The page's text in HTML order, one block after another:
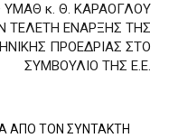
ΥΜΑΘ κ. Θ. ΚΑΡΑΟΓΛΟΥ
ΤΕΛΕΤΗ ΕΝΑΡΞΗΣ ΤΗΣ
ΠΡΟΕΔΡΙΑΣ ΣΤΟ
ΣΥΜΒΟΥΛΙΟ ΤΗΣ Ε.Ε.
ΑΠΟ ΤΟΝ ΣΥΝΤΑΚΤΗ